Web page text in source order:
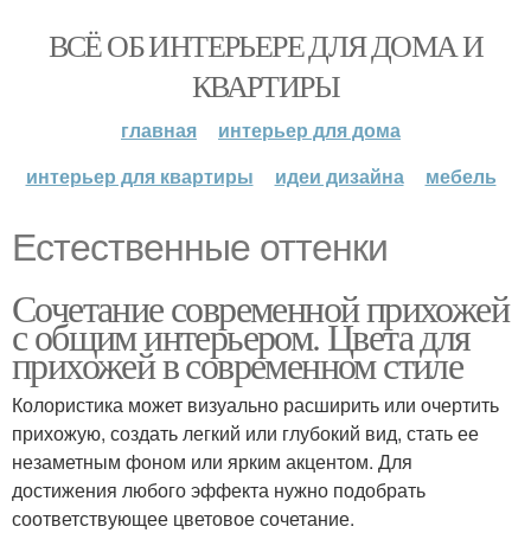
ВСЁ ОБ ИНТЕРЬЕРЕ ДЛЯ ДОМА И
КВАРТИРЫ
главная
интерьер для дома
интерьер для квартиры
идеи дизайна мебель
Естественные оттенки
Сочетание современной прихожей
с общим интерьером. Цвета для
прихожей в современном стиле
Колористика может визуально расширить или очертить
прихожую, создать легкий или глубокий вид, стать ее
незаметным фоном или ярким акцентом. Для
достижения любого эффекта нужно подобрать
соответствующее цветовое сочетание.